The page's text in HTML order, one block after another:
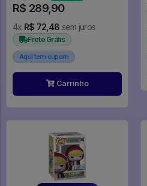
R$ 289,90
4x R$ 72,48 sem juros
Frete Grátis
Aqui tem cupom
Carrinho